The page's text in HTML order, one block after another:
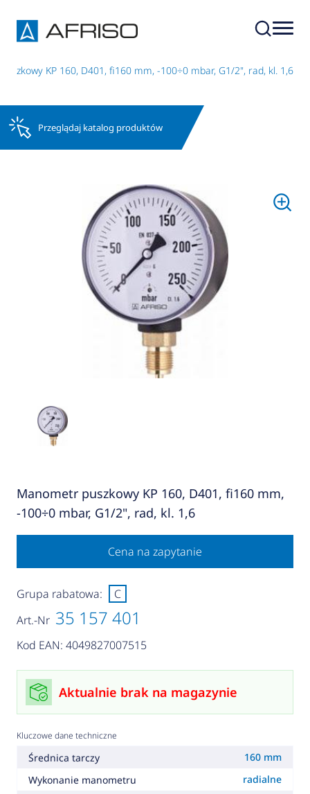
KP 160, D401, fi160 mm, -100÷0 mbar, G1/2", rad, kl. 1,6
Przeglądaj katalog produktów
Manometr puszkowy KP 160, D401, fi160 mm,
-100÷0 mbar, G1/2", rad, kl. 1,6
Cena na zapytanie
Art.-Nr 35 157 401
Kod EAN: 4049827007515
Grupa rabatowa: C
Aktualnie brak na magazynie
Kluczowe dane techniczne
Średnica tarczy
160 mm
Wykonanie manometru
radialne